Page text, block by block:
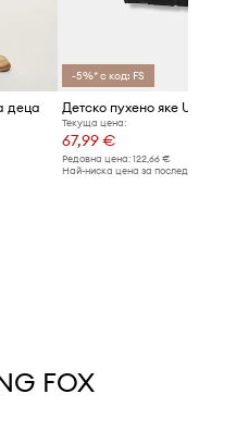
деца
-5%* с код: FS
Текуща цена:
67,99 €
Редовна цена: 122,66 €
Най-ниска цена за последните 30
FOX